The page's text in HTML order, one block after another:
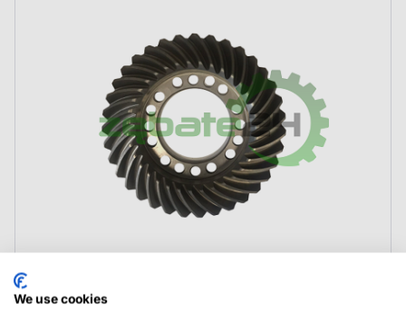
4472348094 ZF Koło talerzowe
We use cookies